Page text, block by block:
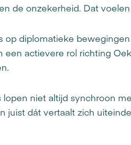
de onzekerheid. Dat
op diplomatieke
een actievere rol richting
niet altijd synchroon
juist dát vertaalt zich